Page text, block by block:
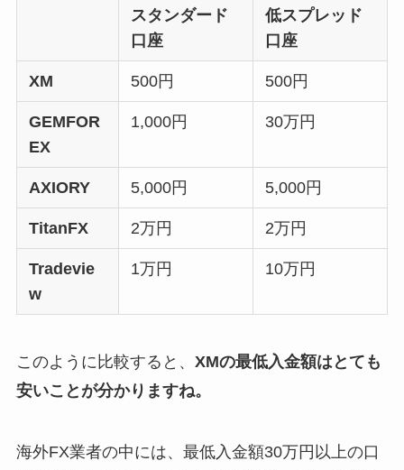
スタンダード
口座
低スプレッド
口座
XM 500円 500円
GEMFOR
EX
1,000円 30万円
AXIORY 5,000円 5,000円
TitanFX 2万円 2万円
Tradevie
w
1万円 10万円
このように比較すると、 XMの最低入金額はとても
安いことが分かりますね。
海外FX業者の中には、最低入金額30万円以上の口